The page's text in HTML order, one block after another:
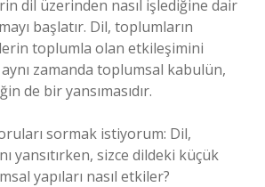
dil üzerinden nasıl işlediğine dair
başlatır. Dil, toplumların
toplumla olan etkileşimini
zamanda toplumsal kabulün,
de bir yansımasıdır.
sormak istiyorum: Dil,
yansıtırken, sizce dildeki küçük
yapıları nasıl etkiler?